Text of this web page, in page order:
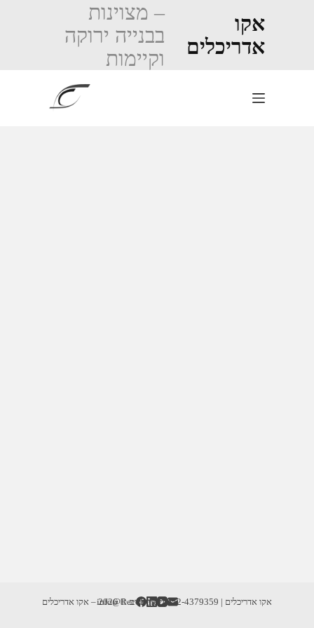
אקו
אדריכלים
– מצוינות
בבנייה ירוקה
וקיימות
אקו אדריכלים | info@RecoD.net | 052-4379359 זכויות יוצרים © 2026 – אקו אדריכלים